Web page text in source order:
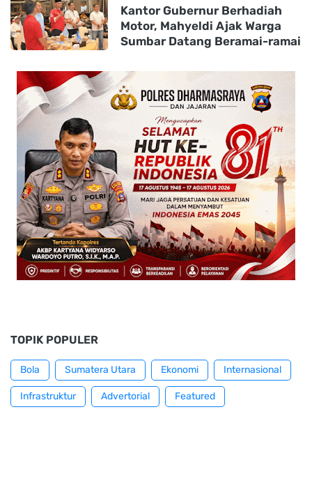
Kantor Gubernur Berhadiah
Motor, Mahyeldi Ajak Warga
Sumbar Datang Beramai-ramai
TOPIK POPULER
Bola Sumatera Utara Ekonomi Internasional
Infrastruktur Advertorial Featured